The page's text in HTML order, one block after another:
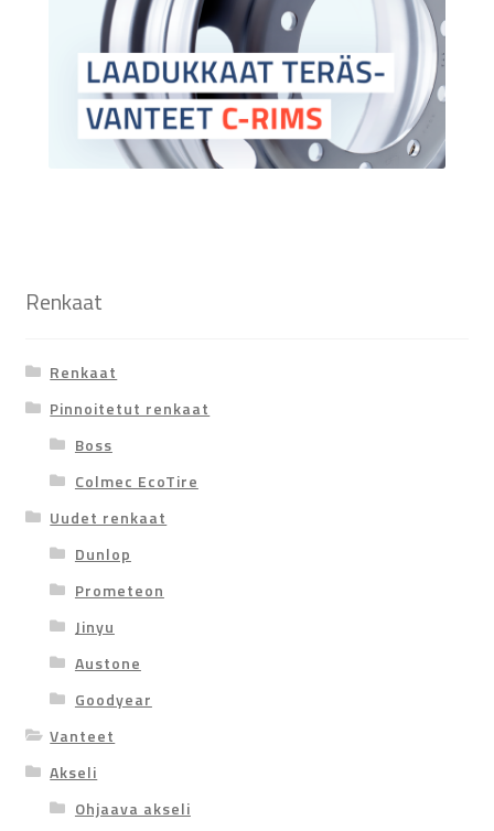
Renkaat
Renkaat
Pinnoitetut renkaat
Boss
Colmec EcoTire
Uudet renkaat
Dunlop
Prometeon
Jinyu
Austone
Goodyear
Vanteet
Akseli
Ohjaava akseli